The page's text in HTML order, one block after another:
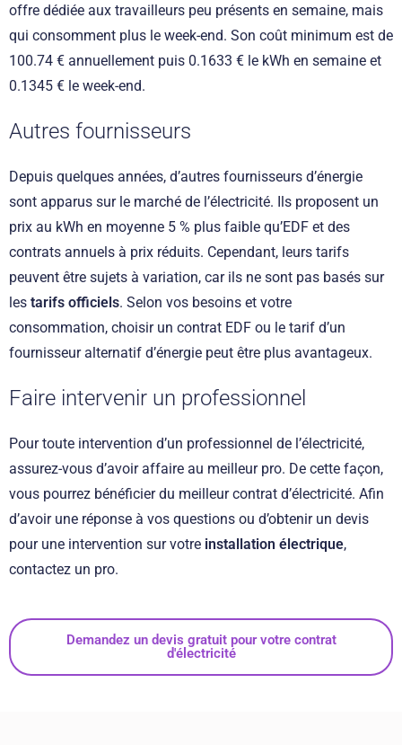
offre dédiée aux travailleurs peu présents en semaine, mais
qui consomment plus le week-end. Son coût minimum est de
100.74 € annuellement puis 0.1633 € le kWh en semaine et
0.1345 € le week-end.
Autres fournisseurs
Depuis quelques années, d’autres fournisseurs d’énergie
sont apparus sur le marché de l’électricité. Ils proposent un
prix au kWh en moyenne 5 % plus faible qu’EDF et des
contrats annuels à prix réduits. Cependant, leurs tarifs
peuvent être sujets à variation, car ils ne sont pas basés sur
les tarifs officiels. Selon vos besoins et votre
consommation, choisir un contrat EDF ou le tarif d’un
fournisseur alternatif d’énergie peut être plus avantageux.
Faire intervenir un professionnel
Pour toute intervention d’un professionnel de l’électricité,
assurez-vous d’avoir affaire au meilleur pro. De cette façon,
vous pourrez bénéficier du meilleur contrat d’électricité. Afin
d’avoir une réponse à vos questions ou d’obtenir un devis
pour une intervention sur votre installation électrique,
contactez un pro.
Demandez un devis gratuit pour votre contrat
d'électricité